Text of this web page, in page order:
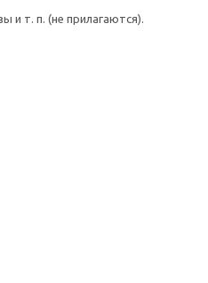
и т. п. (не прилагаются).